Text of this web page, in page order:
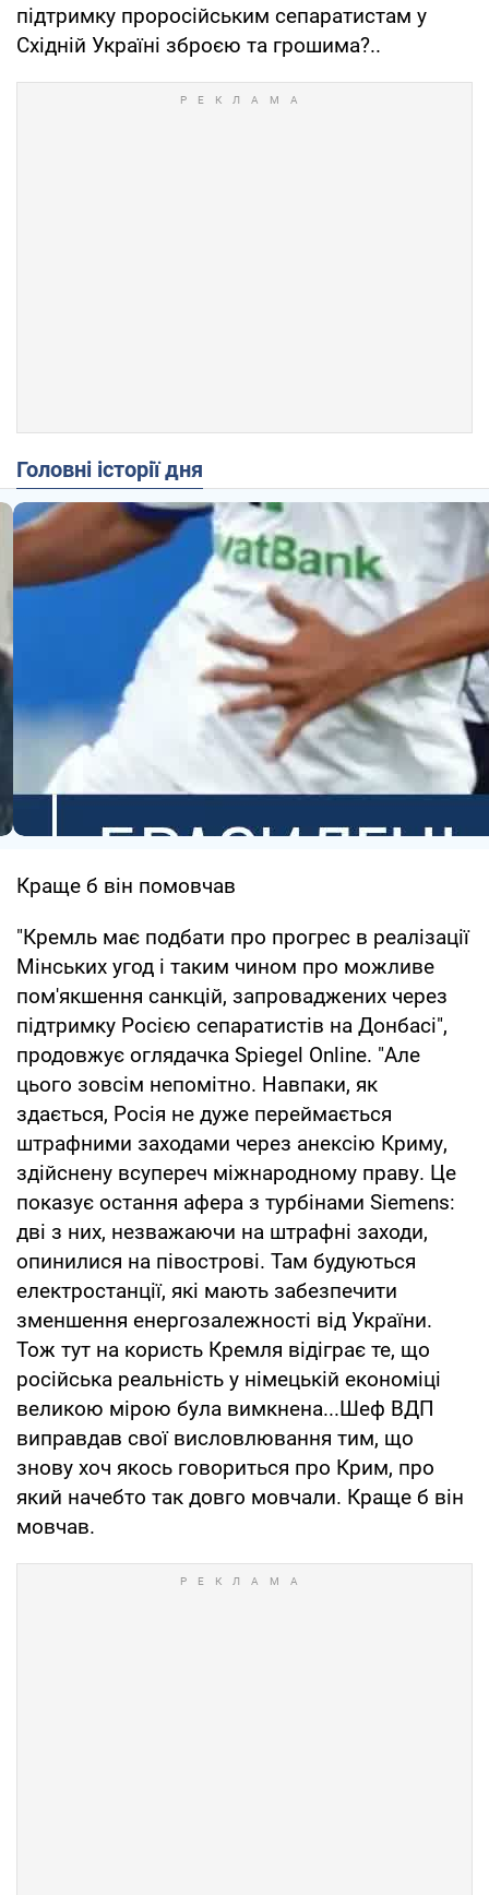
підтримку проросійським сепаратистам у
Східній Україні зброєю та грошима?..
Головні історії дня
Краще б він помовчав
"Кремль має подбати про прогрес в реалізації
Мінських угод і таким чином про можливе
пом'якшення санкцій, запроваджених через
підтримку Росією сепаратистів на Донбасі",
продовжує оглядачка Spiegel Online. "Але
цього зовсім непомітно. Навпаки, як
здається, Росія не дуже переймається
штрафними заходами через анексію Криму,
здійснену всупереч міжнародному праву. Це
показує остання афера з турбінами Siemens:
дві з них, незважаючи на штрафні заходи,
опинилися на півострові. Там будуються
електростанції, які мають забезпечити
зменшення енергозалежності від України.
Тож тут на користь Кремля відіграє те, що
російська реальність у німецькій економіці
великою мірою була вимкнена...Шеф ВДП
виправдав свої висловлювання тим, що
знову хоч якось говориться про Крим, про
який начебто так довго мовчали. Краще б він
мовчав.